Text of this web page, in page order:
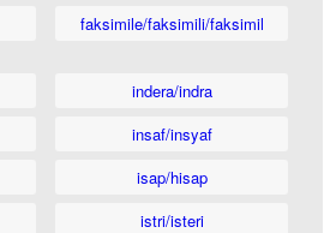
faksimile/faksimili/faksimil
indera/indra
insaf/insyaf
isap/hisap
istri/isteri